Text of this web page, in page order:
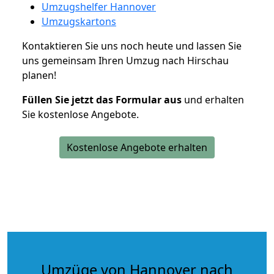
Umzugshelfer Hannover
Umzugskartons
Kontaktieren Sie uns noch heute und lassen Sie
uns gemeinsam Ihren Umzug nach Hirschau
planen!
Füllen Sie jetzt das Formular aus und erhalten
Sie kostenlose Angebote.
Kostenlose Angebote erhalten
Umzüge von Hannover nach